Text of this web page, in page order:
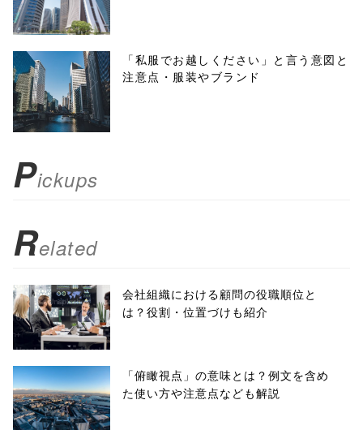
height=450,
menubar=no,
toolbar=no,
scrollbars=yes'
false;"> シェア
「私服でお越しください」と言う意図と
注意点・服装やブランド
Pickups
Related
会社組織における顧問の役職順位と
は？役割・位置づけも紹介
「俯瞰視点」の意味とは？例文を含め
た使い方や注意点なども解説